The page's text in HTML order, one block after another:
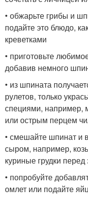
• обжарьте грибы и
подайте это блюдо,
креветками
• приготовьте
добавив немного
• из шпината
рулетов, только
специями, например,
или острым перцем
• смешайте шпинат и
сыром, например,
куриные грудки
• попробуйте
омлет или подайте